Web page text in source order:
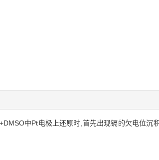
中Pt电极上还原时,首先出现镉的欠电位沉